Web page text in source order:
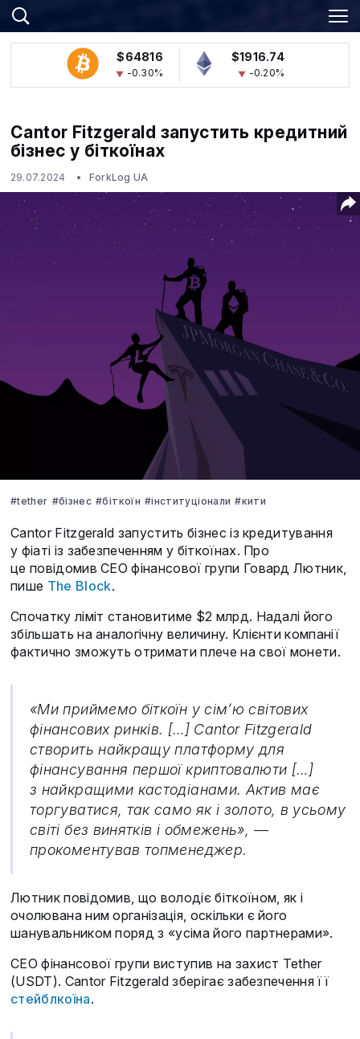
$64816
-0.30%
$1916.74
-0.20%
Cantor Fitzgerald запустить кредитний
бізнес у біткоїнах
29.07.2024 ForkLog UA
#tether #бізнес #біткоїн #інституціонали #кити
Cantor Fitzgerald запустить бізнес із кредитування
у фіаті із забезпеченням у біткоїнах. Про
це повідомив CEO фінансової групи Говард Лютник,
пише The Block.
Спочатку ліміт становитиме $2 млрд. Надалі його
збільшать на аналогічну величину. Клієнти компанії
фактично зможуть отримати плече на свої монети.
«Ми приймемо біткоїн у сім’ю світових
фінансових ринків. […] Cantor Fitzgerald
створить найкращу платформу для
фінансування першої криптовалюти […]
з найкращими кастодіанами. Актив має
торгуватися, так само як і золото, в усьому
світі без винятків і обмежень», —
прокоментував топменеджер.
Лютник повідомив, що володіє біткоїном, як і
очолювана ним організація, оскільки є його
шанувальником поряд з «усіма його партнерами».
CEO фінансової групи виступив на захист Tether
(USDT). Cantor Fitzgerald зберігає забезпечення її
стейблкоїна.